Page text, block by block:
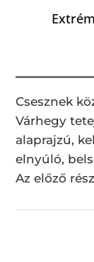
Csesznek
Várhegy
alaprajzú,
elnyúló,
Az előző